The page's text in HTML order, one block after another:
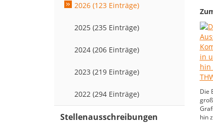
Die
hin
2026 (123 Einträge)
2025 (235 Einträge)
2024 (206 Einträge)
2023 (219 Einträge)
2022 (294 Einträge)
Stellenausschreibungen